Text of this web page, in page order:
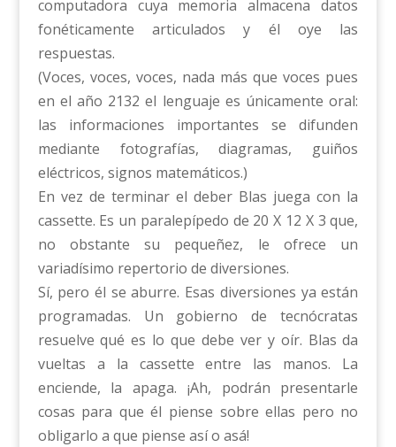
computadora cuya memoria almacena datos
fonéticamente articulados y él oye las
respuestas.
(Voces, voces, voces, nada más que voces pues
en el año 2132 el lenguaje es únicamente oral:
las informaciones importantes se difunden
mediante fotografías, diagramas, guiños
eléctricos, signos matemáticos.)
En vez de terminar el deber Blas juega con la
cassette. Es un paralepípedo de 20 X 12 X 3 que,
no obstante su pequeñez, le ofrece un
variadísimo repertorio de diversiones.
Sí, pero él se aburre. Esas diversiones ya están
programadas. Un gobierno de tecnócratas
resuelve qué es lo que debe ver y oír. Blas da
vueltas a la cassette entre las manos. La
enciende, la apaga. ¡Ah, podrán presentarle
cosas para que él piense sobre ellas pero no
obligarlo a que piense así o asá!